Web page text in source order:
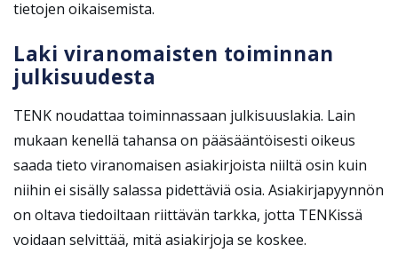
tietojen oikaisemista.
Laki viranomaisten toiminnan
julkisuudesta
TENK noudattaa toiminnassaan julkisuuslakia. Lain
mukaan kenellä tahansa on pääsääntöisesti oikeus
saada tieto viranomaisen asiakirjoista niiltä osin kuin
niihin ei sisälly salassa pidettäviä osia. Asiakirjapyynnön
on oltava tiedoiltaan riittävän tarkka, jotta TENKissä
voidaan selvittää, mitä asiakirjoja se koskee.